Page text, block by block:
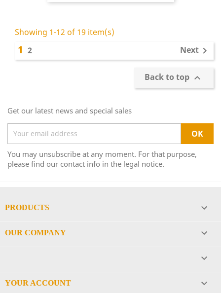
Showing 1-12 of 19 item(s)
1 2 Next 
Back to top 
Get our latest news and special sales
You may unsubscribe at any moment. For that purpose,
please find our contact info in the legal notice.
PRODUCTS 
OUR COMPANY 

YOUR ACCOUNT 